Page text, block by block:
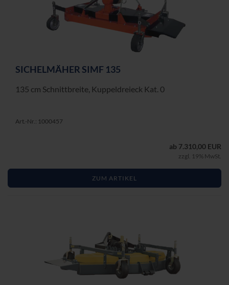
SI­CHEL­MÄ­HER SIMF 135
135 cm Schnitt­brei­te, Kup­pel­drei­eck Kat. 0
Art.-Nr.: 1000457
ab 7.310,00 EUR
zzgl. 19% MwSt.
ZUM ARTIKEL